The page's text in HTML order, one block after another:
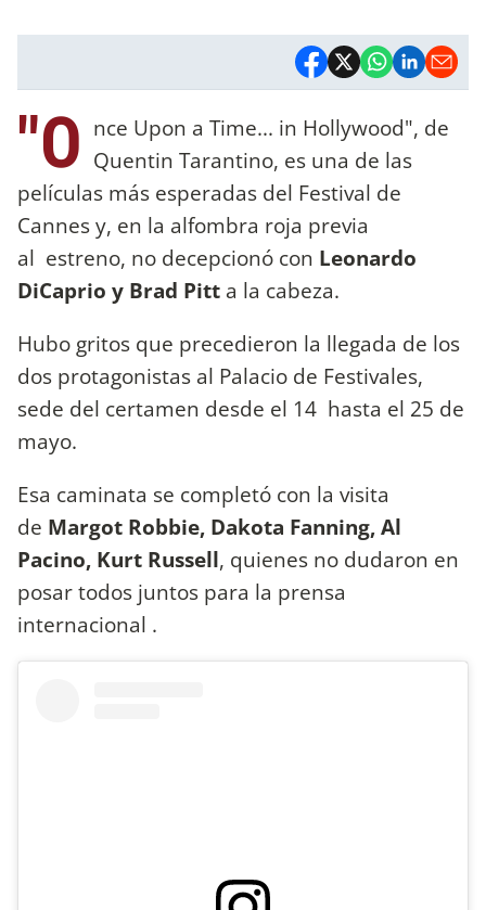
"O nce Upon a Time... in Hollywood", de
Quentin Tarantino, es una de las
películas más esperadas del Festival de
Cannes y, en la alfombra roja previa
al estreno, no decepcionó con Leonardo
DiCaprio y Brad Pitt a la cabeza.
Hubo gritos que precedieron la llegada de los
dos protagonistas al Palacio de Festivales,
sede del certamen desde el 14 hasta el 25 de
mayo.
Esa caminata se completó con la visita
de Margot Robbie, Dakota Fanning, Al
Pacino, Kurt Russell, quienes no dudaron en
posar todos juntos para la prensa
internacional .